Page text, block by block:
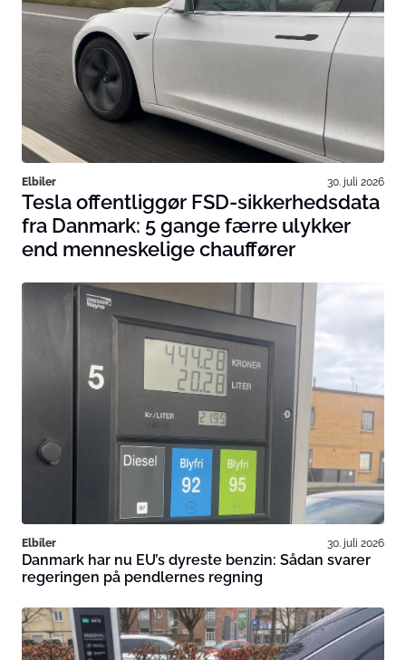
Elbiler 30. juli 2026
Tesla offentliggør FSD-sikkerhedsdata
fra Danmark: 5 gange færre ulykker
end menneskelige chauffører
Elbiler 30. juli 2026
Danmark har nu EU’s dyreste benzin: Sådan svarer
regeringen på pendlernes regning